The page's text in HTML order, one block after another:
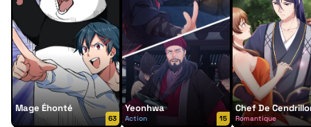
Mage Éhonté
63
Yeonhwa
Action 15
Chef De
Romantique